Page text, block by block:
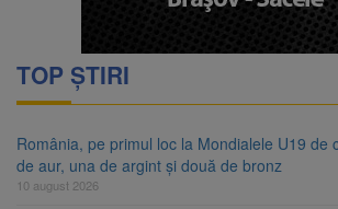
TOP ȘTIRI
România, pe primul loc la Mondialele U19 de
de aur, una de argint și două de bronz
10 august 2026